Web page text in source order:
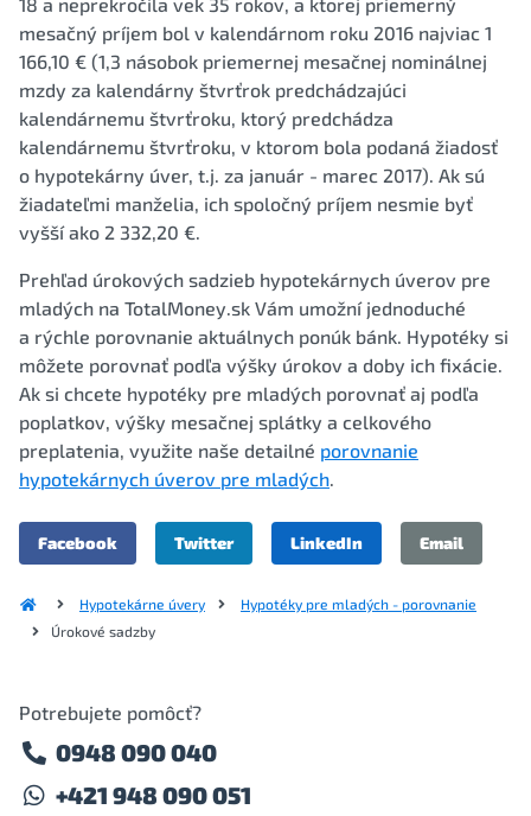
mesačný príjem bol v kalendárnom roku 2016 najviac 1
166,10 € (1,3 násobok priemernej mesačnej nominálnej
mzdy za kalendárny štvrťrok predchádzajúci
kalendárnemu štvrťroku, ktorý predchádza
kalendárnemu štvrťroku, v ktorom bola podaná žiadosť
o hypotekárny úver, t.j. za január - marec 2017). Ak sú
žiadateľmi manželia, ich spoločný príjem nesmie byť
vyšší ako 2 332,20 €.
Prehľad úrokových sadzieb hypotekárnych úverov pre
mladých na TotalMoney.sk Vám umožní jednoduché
a rýchle porovnanie aktuálnych ponúk bánk. Hypotéky si
môžete porovnať podľa výšky úrokov a doby ich fixácie.
Ak si chcete hypotéky pre mladých porovnať aj podľa
poplatkov, výšky mesačnej splátky a celkového
preplatenia, využite naše detailné porovnanie
hypotekárnych úverov pre mladých.
Facebook Twitter LinkedIn Email
Hypotekárne úvery
Hypotéky pre mladých - porovnanie
Úrokové sadzby
Potrebujete pomôcť?
0948 090 040
+421 948 090 051